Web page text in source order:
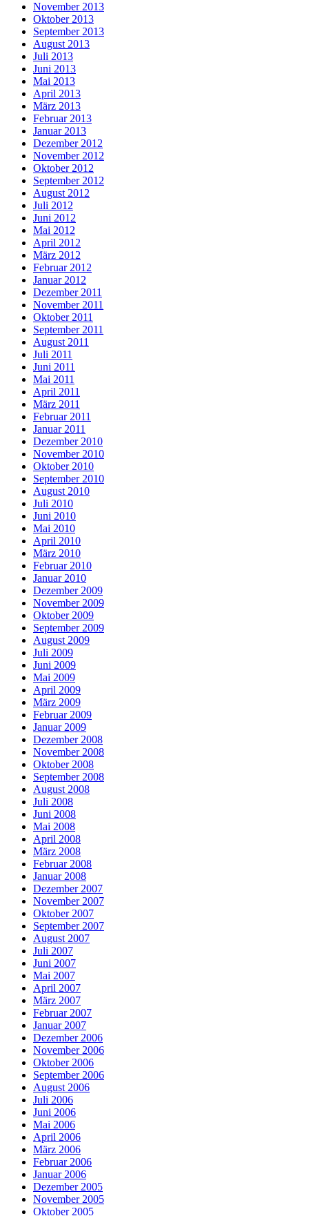
November 2013
Oktober 2013
September 2013
August 2013
Juli 2013
Juni 2013
Mai 2013
April 2013
März 2013
Februar 2013
Januar 2013
Dezember 2012
November 2012
Oktober 2012
September 2012
August 2012
Juli 2012
Juni 2012
Mai 2012
April 2012
März 2012
Februar 2012
Januar 2012
Dezember 2011
November 2011
Oktober 2011
September 2011
August 2011
Juli 2011
Juni 2011
Mai 2011
April 2011
März 2011
Februar 2011
Januar 2011
Dezember 2010
November 2010
Oktober 2010
September 2010
August 2010
Juli 2010
Juni 2010
Mai 2010
April 2010
März 2010
Februar 2010
Januar 2010
Dezember 2009
November 2009
Oktober 2009
September 2009
August 2009
Juli 2009
Juni 2009
Mai 2009
April 2009
März 2009
Februar 2009
Januar 2009
Dezember 2008
November 2008
Oktober 2008
September 2008
August 2008
Juli 2008
Juni 2008
Mai 2008
April 2008
März 2008
Februar 2008
Januar 2008
Dezember 2007
November 2007
Oktober 2007
September 2007
August 2007
Juli 2007
Juni 2007
Mai 2007
April 2007
März 2007
Februar 2007
Januar 2007
Dezember 2006
November 2006
Oktober 2006
September 2006
August 2006
Juli 2006
Juni 2006
Mai 2006
April 2006
März 2006
Februar 2006
Januar 2006
Dezember 2005
November 2005
Oktober 2005